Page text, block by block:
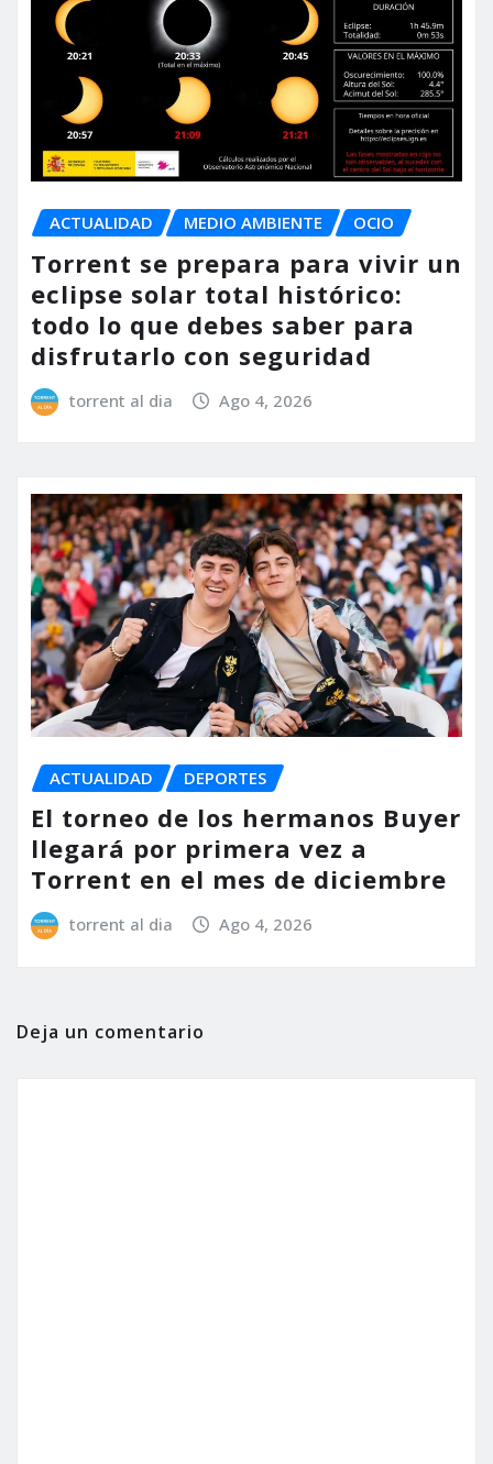
ACTUALIDAD MEDIO AMBIENTE OCIO
Torrent se prepara para vivir un
eclipse solar total histórico:
todo lo que debes saber para
disfrutarlo con seguridad
torrent al dia Ago 4, 2026
ACTUALIDAD DEPORTES
El torneo de los hermanos Buyer
llegará por primera vez a
Torrent en el mes de diciembre
torrent al dia Ago 4, 2026
Deja un comentario